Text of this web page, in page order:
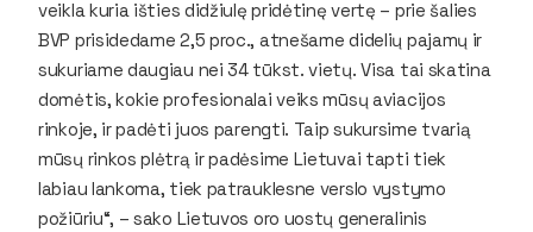
veikla kuria išties didžiulę pridėtinę vertę – prie šalies
BVP prisidedame 2,5 proc., atnešame didelių pajamų ir
sukuriame daugiau nei 34 tūkst. vietų. Visa tai skatina
domėtis, kokie profesionalai veiks mūsų aviacijos
rinkoje, ir padėti juos parengti. Taip sukursime tvarią
mūsų rinkos plėtrą ir padėsime Lietuvai tapti tiek
labiau lankoma, tiek patrauklesne verslo vystymo
požiūriu“, – sako Lietuvos oro uostų generalinis